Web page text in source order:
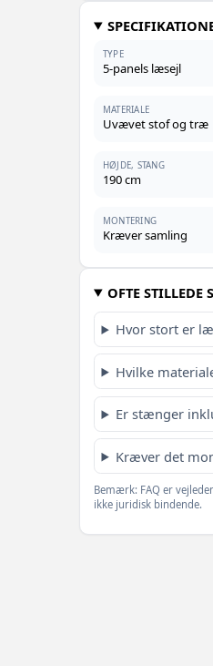
TYPE
5-panels læsejl
MATERIALE
Uvævet stof og træ
HØJDE, STANG
190 cm
MONTERING
Kræver samling
OFTE STILLEDE
Hvor stort er
Hvilke
Er stænger
Kræver det
Bemærk: FAQ er
ikke juridisk bindende.